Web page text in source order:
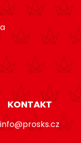
KONTAKT
info@prosks.cz